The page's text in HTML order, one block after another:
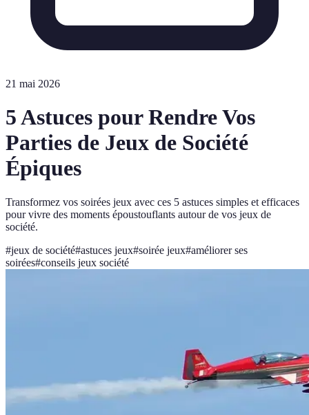
21 mai 2026
5 Astuces pour Rendre Vos
Parties de Jeux de Société
Épiques
Transformez vos soirées jeux avec ces 5 astuces simples et efficaces
pour vivre des moments époustouflants autour de vos jeux de
société.
#jeux de société#astuces jeux#soirée jeux#améliorer ses
soirées#conseils jeux société